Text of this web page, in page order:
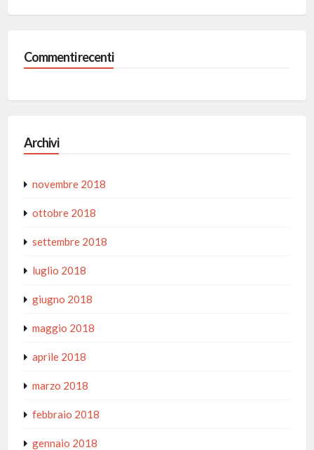
Commenti recenti
Archivi
novembre 2018
ottobre 2018
settembre 2018
luglio 2018
giugno 2018
maggio 2018
aprile 2018
marzo 2018
febbraio 2018
gennaio 2018